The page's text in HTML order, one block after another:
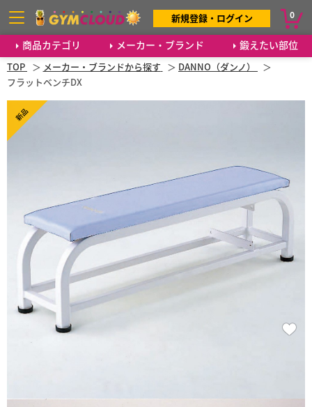
商品カテゴリ メーカー・ブランド 鍛えたい部位
新規登録・ログイン 0
TOP メーカー・ブランドから探す
DANNO（ダンノ）
フラットベンチDX
新品